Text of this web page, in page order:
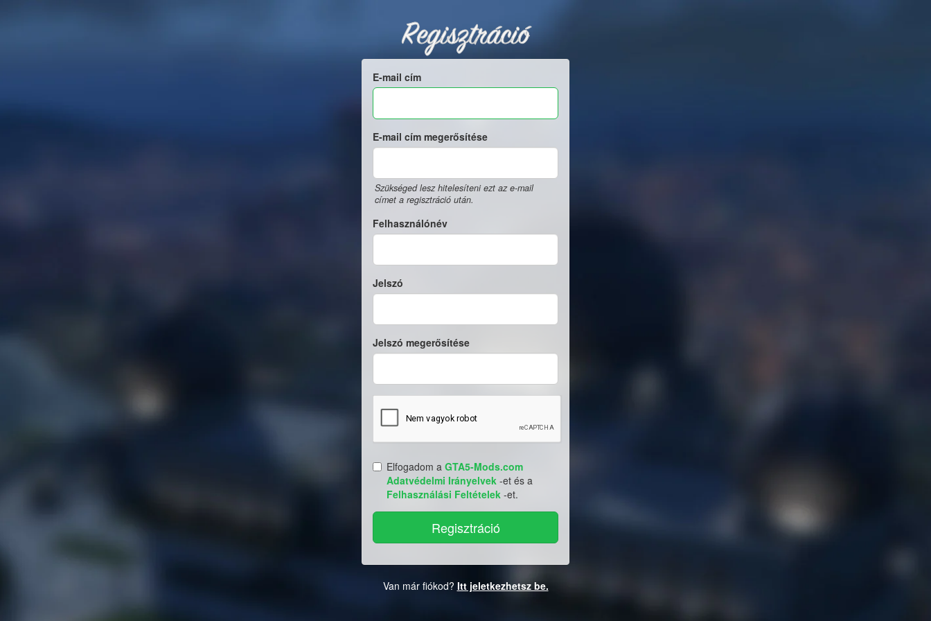
Regisztráció
E-mail cím
E-mail cím megerősítése
Szükséged lesz hitelesíteni ezt az e-mail
címet a regisztráció után.
Felhasználónév
Jelszó
Jelszó megerősítése
Elfogadom a GTA5-Mods.com
Adatvédelmi Irányelvek -et és a
Felhasználási Feltételek -et.
Van már fiókod? Itt jeletkezhetsz be.